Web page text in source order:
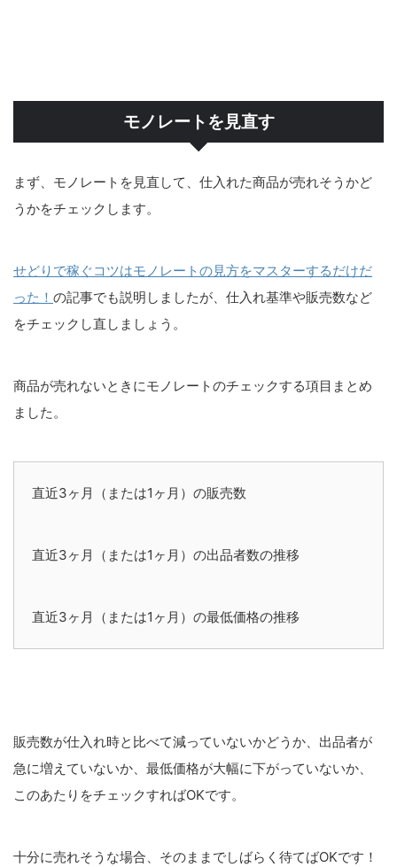
モノレートを見直す
まず、モノレートを見直して、仕入れた商品が売れそうかど
うかをチェックします。
せどりで稼ぐコツはモノレートの見方をマスターするだけだ
った！ の記事でも説明しましたが、仕入れ基準や販売数など
をチェックし直しましょう。
商品が売れないときにモノレートのチェックする項目まとめ
ました。
直近3ヶ月（または1ヶ月）の販売数
直近3ヶ月（または1ヶ月）の出品者数の推移
直近3ヶ月（または1ヶ月）の最低価格の推移
販売数が仕入れ時と比べて減っていないかどうか、出品者が
急に増えていないか、最低価格が大幅に下がっていないか、
このあたりをチェックすればOKです。
十分に売れそうな場合、そのままでしばらく待てばOKです！